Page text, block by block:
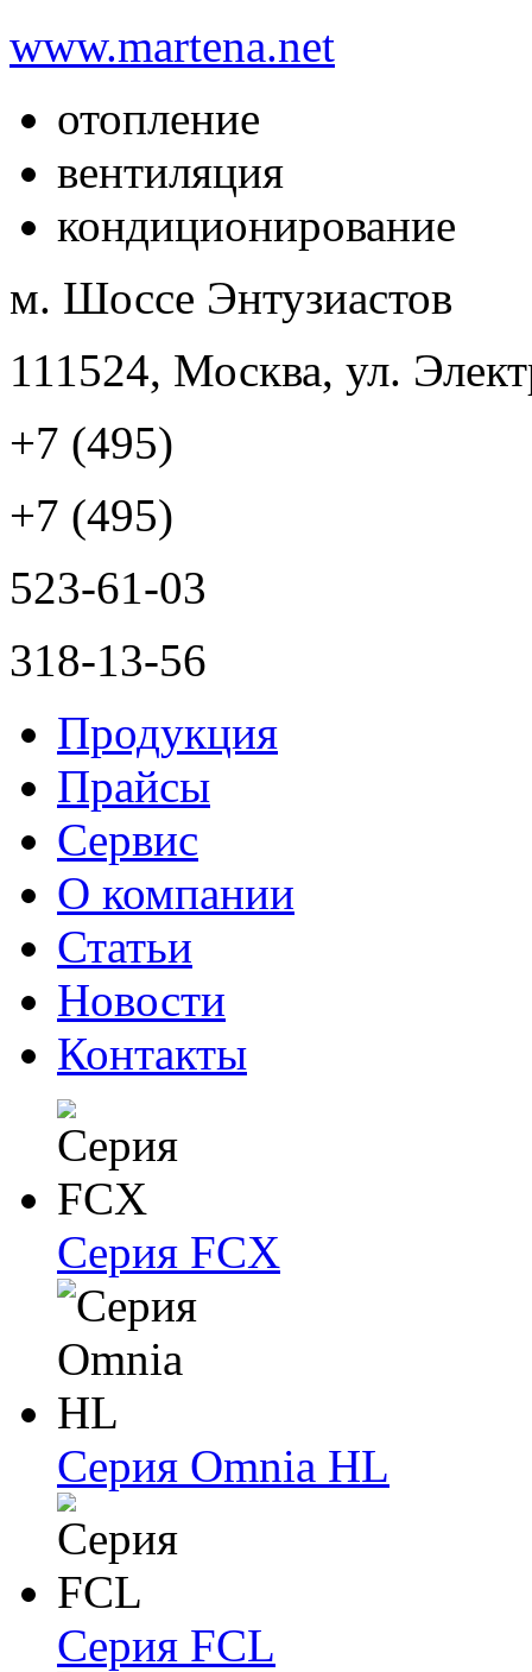
www.martena.net
отопление
вентиляция
кондиционирование
м. Шоссе Энтузиастов
111524, Москва, ул.
+7 (495)
+7 (495)
523-61-03
318-13-56
Продукция
Прайсы
Сервис
О компании
Статьи
Новости
Контакты
Серия FCX
Серия Omnia HL
Серия FCL